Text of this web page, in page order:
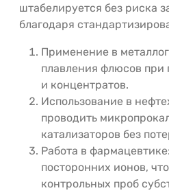
штабелируется без риска
благодаря
Применение в
плавления флюсов при
и концентратов.
Использование в
проводить
катализаторов без
Работа в
посторонних ионов,
контрольных проб